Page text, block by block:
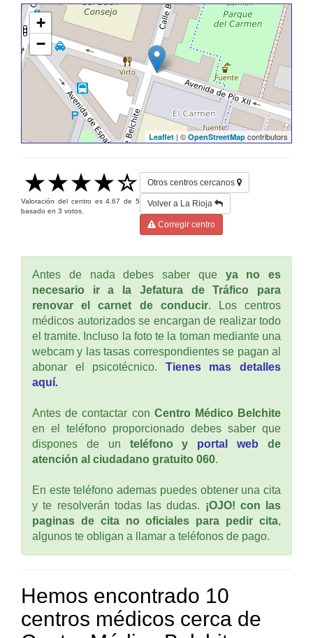
+
−
Leaflet | © OpenStreetMap contributors
Valoración del centro es4.67 de5
basado en 3 votos.
Otros centros cercanos
Volver a La Rioja
Corregir centro
Antes de nada debes saber que ya no es
necesario ir a la Jefatura de Tráfico para
renovar el carnet de conducir. Los centros
médicos autorizados se encargan de realizar todo
el tramite. Incluso la foto te la toman mediante una
webcam y las tasas correspondientes se pagan al
abonar el psicotécnico. Tienes mas detalles
aquí.
Antes de contactar con Centro Médico Belchite
en el teléfono proporcionado debes saber que
dispones de un teléfono y portal web de
atención al ciudadano gratuito 060.
En este teléfono ademas puedes obtener una cita
y te resolverán todas las dudas. ¡OJO! con las
paginas de cita no oficiales para pedir cita,
algunos te obligan a llamar a teléfonos de pago.
Hemos encontrado 10
centros médicos cerca de